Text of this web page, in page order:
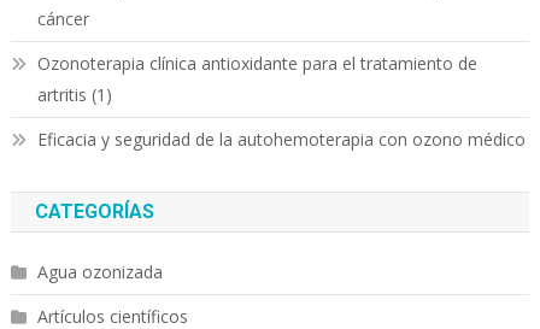
cáncer
Ozonoterapia clínica antioxidante para el tratamiento de
artritis (1)
Eficacia y seguridad de la autohemoterapia con ozono médico
CATEGORÍAS
Agua ozonizada
Artículos científicos